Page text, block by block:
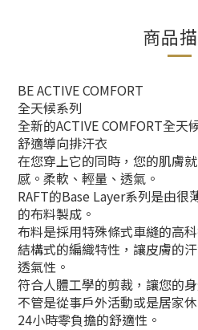
商品
BE ACTIVE COMFORT
全天候系列
全新的ACTIVE COMFORT全
舒適導向排汗衣
在您穿上它的同時，您的肌膚
感。柔軟、輕量、透氣。
RAFT的Base Layer系列是由很
的布料製成。
布料是採用特殊條式車縫的高
結構式的編織特性，讓皮膚的
透氣性。
符合人體工學的剪裁，讓您的
不管是從事戶外活動或是居家
24小時零負擔的舒適性。